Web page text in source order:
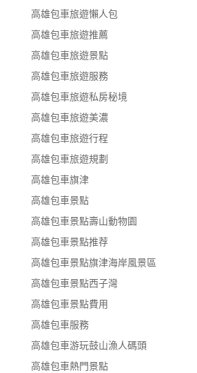
高雄包車旅遊懶人包
高雄包車旅遊推薦
高雄包車旅遊景點
高雄包車旅遊服務
高雄包車旅遊私房秘境
高雄包車旅遊美濃
高雄包車旅遊行程
高雄包車旅遊規劃
高雄包車旗津
高雄包車景點
高雄包車景點壽山動物園
高雄包車景點推荐
高雄包車景點旗津海岸風景區
高雄包車景點西子灣
高雄包車景點費用
高雄包車服務
高雄包車游玩鼓山漁人碼頭
高雄包車熱門景點